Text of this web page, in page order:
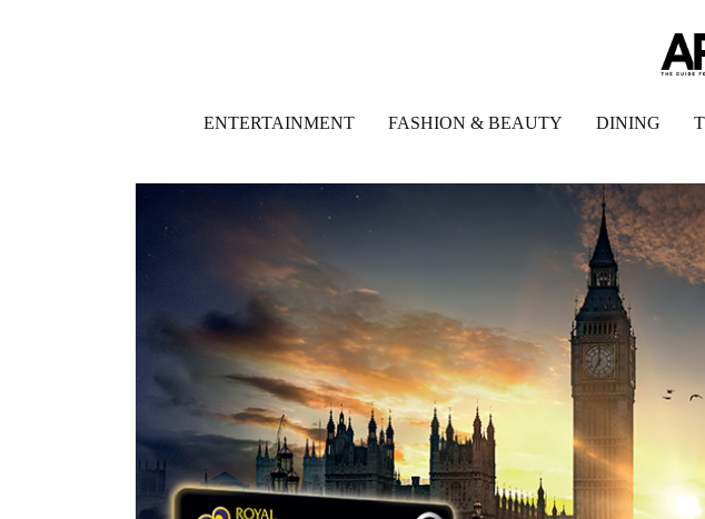
ENTERTAINMENT FASHION & BEAUTY DINING